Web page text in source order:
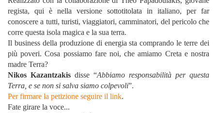
regista, qui è nella versione sottotitolata in italiano, per far
conoscere a tutti, turisti, viaggiatori, camminatori, del pericolo che
corre questa isola magica e la sua terra.
Il business della produzione di energia sta comprando le terre dei
più poveri. Cosa possiamo fare noi, che amiamo Creta e nostra
madre Terra?
Nikos Kazantzakis disse “Abbiamo responsabilità per questa
Terra, e se non si salva siamo colpevoli”.
Per firmare la petizione seguire il link.
Fate girare la voce...